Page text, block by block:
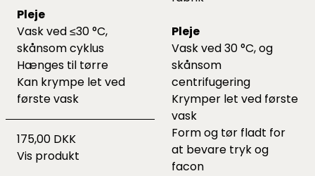
Pleje
Vask ved ≤30 °C,
skånsom cyklus
Hænges til tørre
Kan krympe let ved
første vask
175,00 DKK
Vis produkt
Pleje
Vask ved 30 °C, og
skånsom
centrifugering
Krymper let ved første
vask
Form og tør fladt for
at bevare tryk og
facon